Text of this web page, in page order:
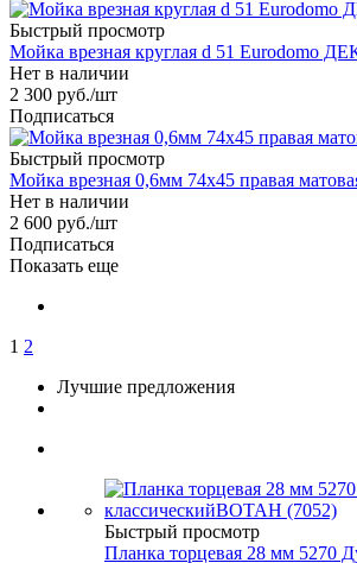
Быстрый просмотр
Мойка врезная круглая d 51 Eurodomo
Нет в наличии
2 300 руб./шт
Подписаться
Быстрый просмотр
Мойка врезная 0,6мм 74х45 правая
Нет в наличии
2 600 руб./шт
Подписаться
Показать еще
1 2
Лучшие предложения
Быстрый просмотр
Планка торцевая 28 мм 5270